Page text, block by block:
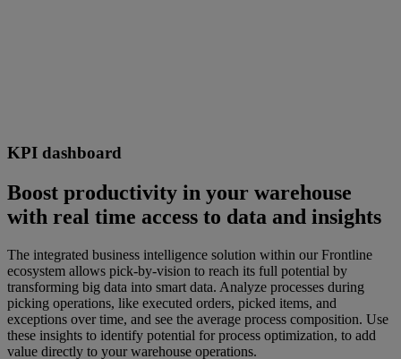
KPI dashboard
Boost productivity in your warehouse
with real time access to data and insights
The integrated business intelligence solution within our Frontline
ecosystem allows pick-by-vision to reach its full potential by
transforming big data into smart data. Analyze processes during
picking operations, like executed orders, picked items, and
exceptions over time, and see the average process composition. Use
these insights to identify potential for process optimization, to add
value directly to your warehouse operations.